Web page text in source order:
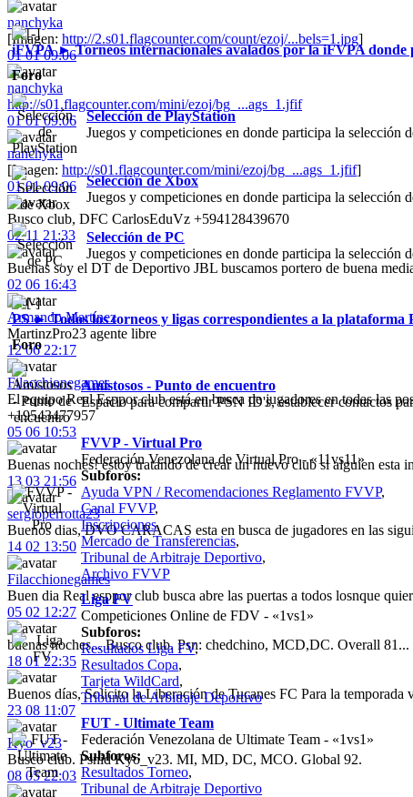
nanchyka
[Imagen: http://2.s01.flagcounter.com/count/ezoj/...bels=1.jpg]
01 01 09:06
nanchyka
http://s01.flagcounter.com/mini/ezoj/bg_...ags_1.jfif
01 01 09:06
nanchyka
[Imagen: http://s01.flagcounter.com/mini/ezoj/bg_...ags_1.jfif]
01 01 09:06
Busco club, DFC CarlosEduVz +594128439670
02 11 21:33
Buenas soy el DT de Deportivo JBL buscamos portero de buena
02 06 16:43
Armando Martínez
MartinzPro23 agente libre
12 06 22:17
Filacchionegames
El equipo Real Esppor club está en busca de jugadores en todas las
+19543477957
05 06 10:53
Buenas noches! estoy tratando de crear un nuevo club si alguien esta
13 03 21:56
sergioperrotta23
Buenos dias, DVO CARACAS esta en busca de jugadores en las
14 02 13:50
Filacchionegames
Buen dia Real esppor club busca abre las puertas a todos losnque
05 02 12:27
buenas noches... Busco club. Psn: chedchino, MCD,DC. Overall
18 01 22:35
Buenos días, Solicito la Liberación de Tucanes FC Para la temporada
23 08 11:07
Kyo_v23
Busco club. Psnid Kyo_v23. MI, MD, DC, MCO. Global 92.
08 05 22:03
iFVPA ► Torneos internacionales avalados por la iFVPA donde
Foro
Selección de PlayStation
Juegos y competiciones en donde participa la selección
Selección de Xbox
Juegos y competiciones en donde participa la selección
Selección de PC
Juegos y competiciones en donde participa la selección
PS ► Todos los torneos y ligas correspondientes a la plataforma
Foro
Amistosos - Punto de encuentro
Espacio para compartir PSN ID's, establecer contactos
FVVP - Virtual Pro
Federación Venezolana de Virtual Pro - «11vs11»
Subforos:
Ayuda VPN / Recomendaciones Reglamento FVVP,
Canal FVVP,
Inscripciones,
Mercado de Transferencias,
Tribunal de Arbitraje Deportivo,
Archivo FVVP
Liga FV
Competiciones Online de FDV - «1vs1»
Subforos:
Resultados Liga FV,
Resultados Copa,
Tarjeta WildCard,
Tribunal de Arbitraje Deportivo
FUT - Ultimate Team
Federación Venezolana de Ultimate Team - «1vs1»
Subforos:
Resultados Torneo,
Tribunal de Arbitraje Deportivo